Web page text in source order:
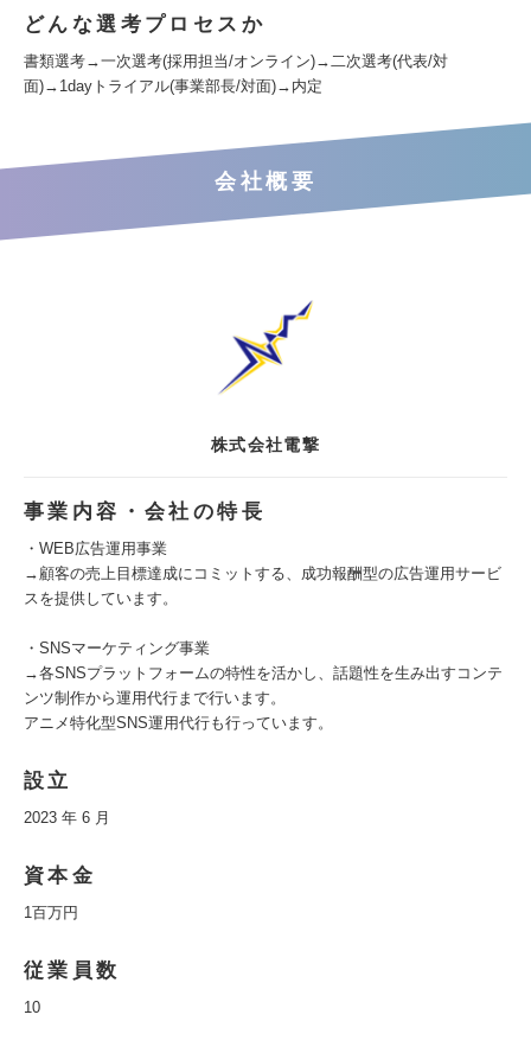
どんな選考プロセスか
書類選考→一次選考(採用担当/オンライン)→二次選考(代表/対
面)→1dayトライアル(事業部長/対面)→内定
会社概要
株式会社電撃
事業内容・会社の特長
・WEB広告運用事業
→顧客の売上目標達成にコミットする、成功報酬型の広告運用サービ
スを提供しています。
・SNSマーケティング事業
→各SNSプラットフォームの特性を活かし、話題性を生み出すコンテ
ンツ制作から運用代行まで行います。
アニメ特化型SNS運用代行も行っています。
設立
2023 年 6 月
資本金
1百万円
従業員数
10